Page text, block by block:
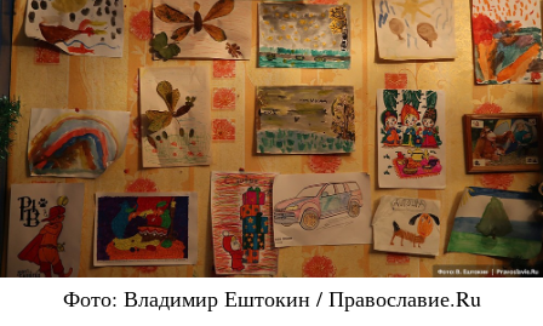
Фото: Владимир Ештокин / Православие.Ru